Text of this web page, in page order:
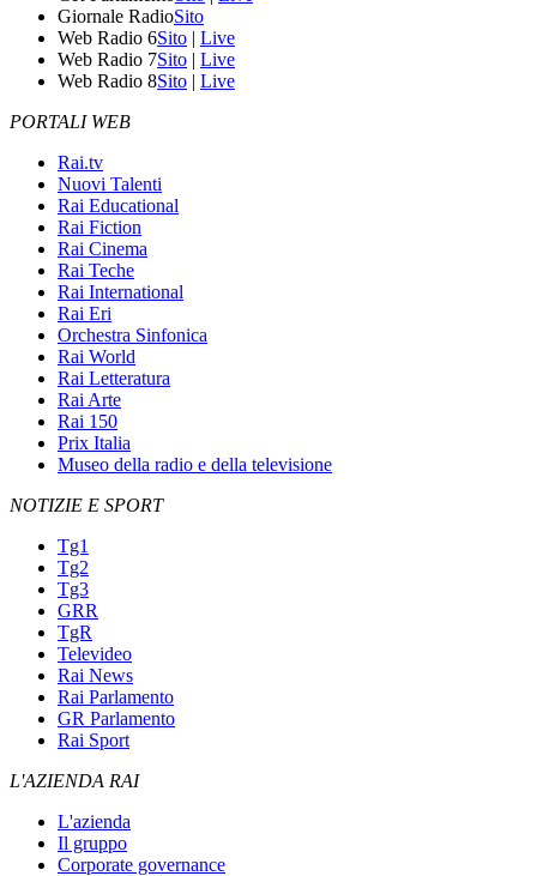
Giornale RadioSito
Web Radio 6Sito | Live
Web Radio 7Sito | Live
Web Radio 8Sito | Live
PORTALI WEB
Rai.tv
Nuovi Talenti
Rai Educational
Rai Fiction
Rai Cinema
Rai Teche
Rai International
Rai Eri
Orchestra Sinfonica
Rai World
Rai Letteratura
Rai Arte
Rai 150
Prix Italia
Museo della radio e della televisione
NOTIZIE E SPORT
Tg1
Tg2
Tg3
GRR
TgR
Televideo
Rai News
Rai Parlamento
GR Parlamento
Rai Sport
L'AZIENDA RAI
L'azienda
Il gruppo
Corporate governance